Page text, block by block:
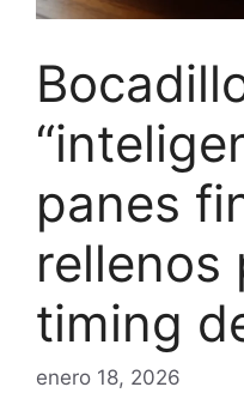
panes
rellenos
timing
enero 18, 2026